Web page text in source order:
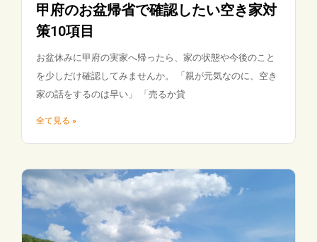
甲府のお盆帰省で確認したい空き家対
策10項目
お盆休みに甲府の実家へ帰ったら、家の状態や今後のこと
を少しだけ確認してみませんか。 「親が元気なのに、空き
家の話をするのは早い」 「売るか貸
全て見る »